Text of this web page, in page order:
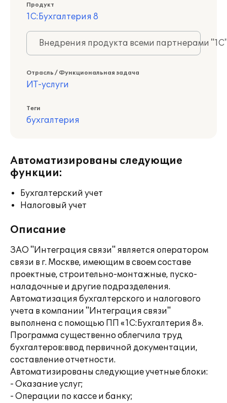
Продукт
1С:Бухгалтерия 8
Внедрения продукта всеми партнерами
Отрасль / Функциональная задача
ИТ-услуги
Теги
бухгалтерия
Автоматизированы следующие
функции:
Бухгалтерский учет
Налоговый учет
Описание
ЗАО "Интеграция связи" является оператором
связи в г. Москве, имеющим в своем составе
проектные, строительно-монтажные, пуско-
наладочные и другие подразделения.
Автоматизация бухгалтерского и налогового
учета в компании "Интеграция связи"
выполнена с помощью ПП «1С:Бухгалтерия 8».
Программа существенно облегчила труд
бухгалтеров:ввод первичной документации,
составление отчетности.
Автоматизированы следующие учетные блоки:
- Оказание услуг;
- Операции по кассе и банку;